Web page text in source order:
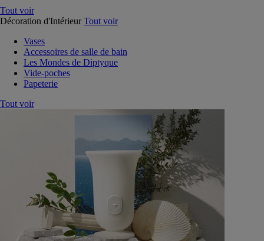
Tout voir
Décoration d'Intérieur Tout voir
Vases
Accessoires de salle de bain
Les Mondes de Diptyque
Vide-poches
Papeterie
Tout voir